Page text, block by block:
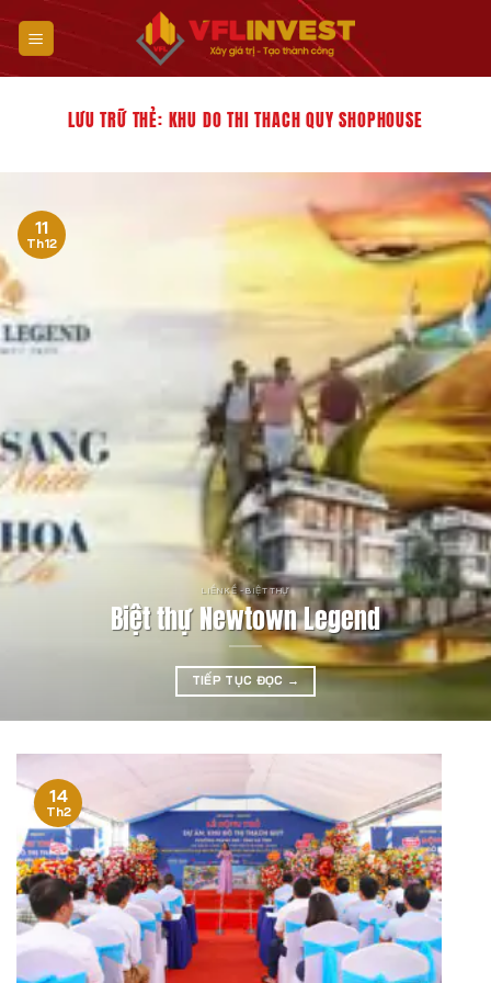
qua
nội
LƯU TRỮ THẺ: KHU DO THI THACH QUY SHOPHOUSE
LIỀN KỀ - BIỆT THỰ
Biệt thự Newtown Legend
TIẾP TỤC ĐỌC →
11
Th12
14
Th2